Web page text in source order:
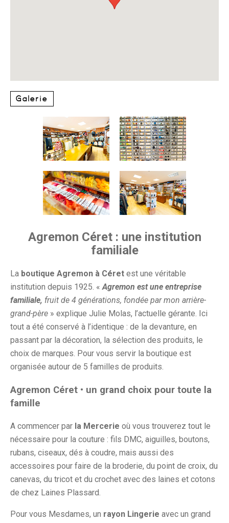
Galerie
Agremon Céret : une institution
familiale
La boutique Agremon à Céret est une véritable
institution depuis 1925. «Agremon est une entreprise
familiale, fruit de 4 générations, fondée par mon arrière-
grand-père » explique Julie Molas, l’actuelle gérante. Ici
tout a été conservé à l’identique : de la devanture, en
passant par la décoration, la sélection des produits, le
choix de marques. Pour vous servir la boutique est
organisée autour de 5 familles de produits.
Agremon Céret • un grand choix pour toute la
famille
A commencer par la Mercerie où vous trouverez tout le
nécessaire pour la couture : fils DMC, aiguilles, boutons,
rubans, ciseaux, dés à coudre, mais aussi des
accessoires pour faire de la broderie, du point de croix, du
canevas, du tricot et du crochet avec des laines et cotons
de chez Laines Plassard.
Pour vous Mesdames, un rayon Lingerie avec un grand